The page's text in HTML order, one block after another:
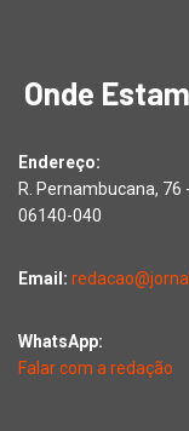
Onde
Endereço:
R. Pernambucana, 76
06140-040
Email:
WhatsApp:
Falar com a redação